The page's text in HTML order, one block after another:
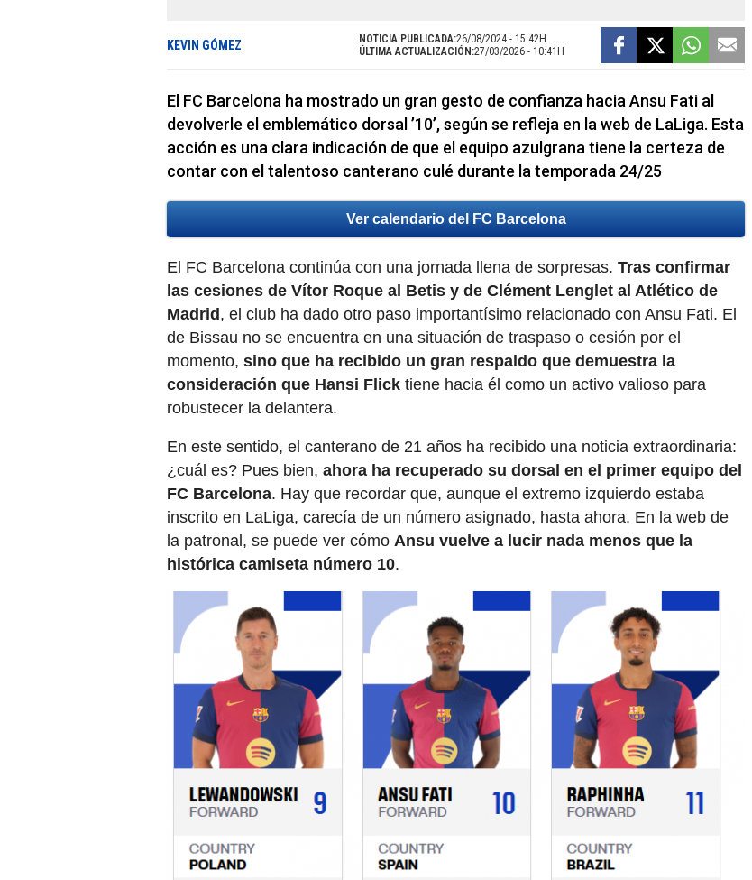
KEVIN GÓMEZ NOTICIA PUBLICADA:26/08/2024 - 15:42H
ÚLTIMA ACTUALIZACIÓN:27/03/2026 - 10:41H
El FC Barcelona ha mostrado un gran gesto de confianza hacia Ansu Fati al
devolverle el emblemático dorsal ’10’, según se refleja en la web de LaLiga. Esta
acción es una clara indicación de que el equipo azulgrana tiene la certeza de
contar con el talentoso canterano culé durante la temporada 24/25
Ver calendario del FC Barcelona
El FC Barcelona continúa con una jornada llena de sorpresas. Tras confirmar
las cesiones de Vítor Roque al Betis y de Clément Lenglet al Atlético de
Madrid , el club ha dado otro paso importantísimo relacionado con Ansu Fati. El
de Bissau no se encuentra en una situación de traspaso o cesión por el
momento, sino que ha recibido un gran respaldo que demuestra la
consideración que Hansi Flick tiene hacia él como un activo valioso para
robustecer la delantera.
En este sentido, el canterano de 21 años ha recibido una noticia extraordinaria:
¿cuál es? Pues bien, ahora ha recuperado su dorsal en el primer equipo del
FC Barcelona. Hay que recordar que, aunque el extremo izquierdo estaba
inscrito en LaLiga, carecía de un número asignado, hasta ahora. En la web de
la patronal, se puede ver cómo Ansu vuelve a lucir nada menos que la
histórica camiseta número 10.